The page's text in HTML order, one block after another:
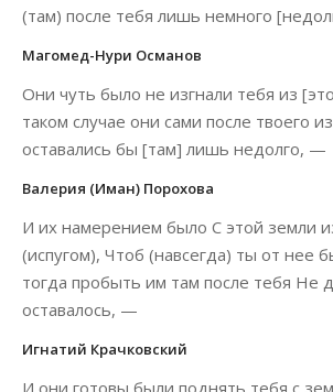
(там) после тебя лишь немного
Магомед-Нури Османов
Они чуть было не изгнали тебя из
таком случае они сами после твоего
оставались бы [там] лишь недолго, —
Валерия (Иман) Порохова
И их намерением было С этой земли
(испугом), Чтоб (навсегда) ты от нее
тогда пробыть им там после тебя Не
оставалось, —
Игнатий Крачковский
И они готовы были поднять тебя с